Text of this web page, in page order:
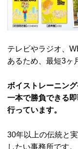
テレビやラジオ、
あるため、最短3ヶ
ボイストレーニン
一本で勝負できる
行っています。
30年以上の伝統と
したい事務所です。